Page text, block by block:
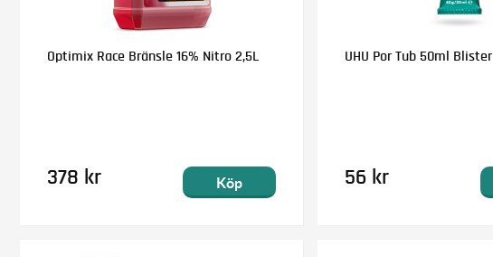
Optimix Race Bränsle 16% Nitro 2,5L
378 kr Köp
UHU Por Tub 50ml Blister
56 kr